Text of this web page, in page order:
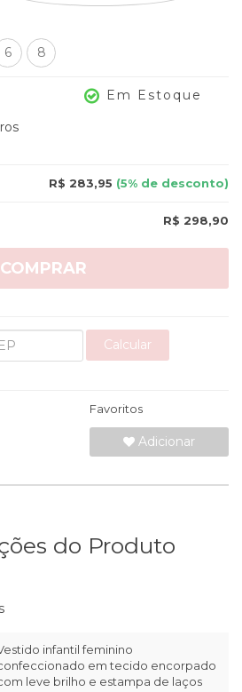
6 8
Em Estoque
R$ 283,95 (5% de desconto)
R$ 298,90
COMPRAR
Calcular
Favoritos
Adicionar
do Produto
infantil feminino
em tecido encorpado
leve brilho e estampa de laços